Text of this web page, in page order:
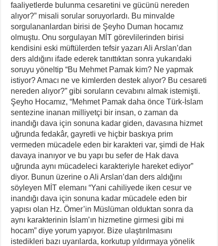
faaliyetlerde bulunma cesaretini ve gücünü nereden
alıyor?” misali sorular soruyorlardı. Bu minvalde
sorgulananlardan birisi de Şeyho Duman hocamız
olmuştu. Onu sorgulayan MİT görevlilerinden birisi
kendisini eski müftülerden tefsir yazarı Ali Arslan’dan
ders aldığını ifade ederek tanıttıktan sonra yukarıdaki
soruyu yöneltip “Bu Mehmet Pamak kim? Ne yapmak
istiyor? Amacı ne ve kimlerden destek alıyor? Bu cesareti
nereden alıyor?” gibi soruların cevabını almak istemişti.
Şeyho Hocamız, “Mehmet Pamak daha önce Türk-İslam
sentezine inanan milliyetçi bir insan, o zaman da
inandığı dava için sonuna kadar giden, davasına hizmet
uğrunda fedakâr, gayretli ve hiçbir baskıya prim
vermeden mücadele eden bir karakteri var, şimdi de Hak
davaya inanıyor ve bu yapı bu sefer de Hak dava
uğrunda aynı mücadeleci karakteriyle hareket ediyor”
diyor. Bunun üzerine o Ali Arslan’dan ders aldığını
söyleyen MİT elemanı “Yani cahiliyede iken cesur ve
inandığı dava için sonuna kadar mücadele eden bir
yapısı olan Hz. Ömer’in Müslüman olduktan sonra da
aynı karakterinin İslam’ın hizmetine girmesi gibi mi
hocam” diye yorum yapıyor. Bize ulaştırılmasını
istedikleri bazı uyarılarda, korkutup yıldırmaya yönelik